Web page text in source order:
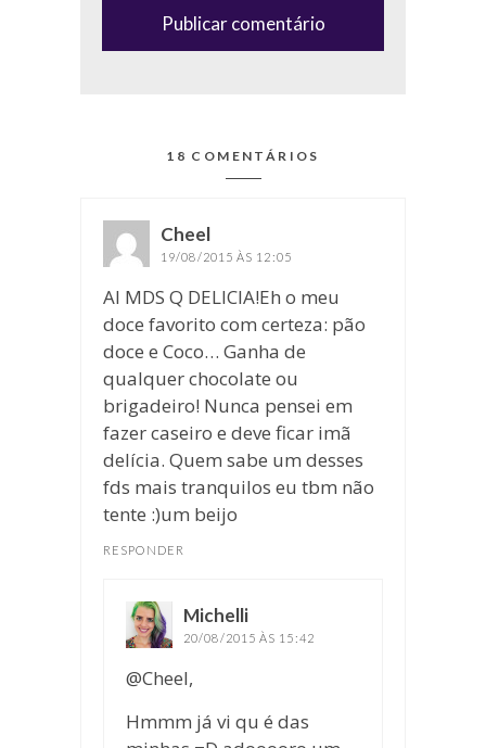
18 COMENTÁRIOS
Cheel
19/08/2015 ÀS 12:05
AI MDS Q DELICIA!Eh o meu
doce favorito com certeza: pão
doce e Coco… Ganha de
qualquer chocolate ou
brigadeiro! Nunca pensei em
fazer caseiro e deve ficar imã
delícia. Quem sabe um desses
fds mais tranquilos eu tbm não
tente :)um beijo
RESPONDER
Michelli
20/08/2015 ÀS 15:42
@Cheel,
Hmmm já vi qu é das